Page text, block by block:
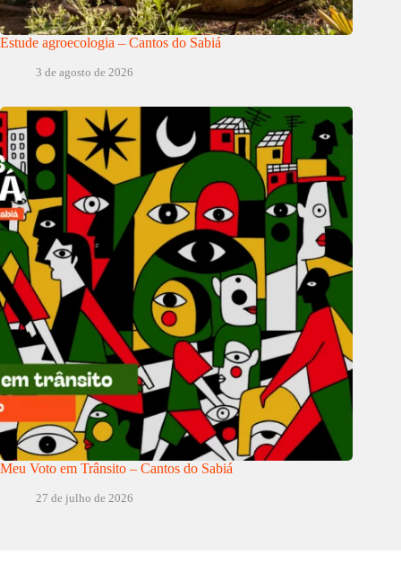
Estude agroecologia – Cantos do Sabiá
3 de agosto de 2026
Meu Voto em Trânsito – Cantos do Sabiá
27 de julho de 2026